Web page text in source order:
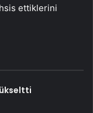
ettiklerini